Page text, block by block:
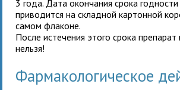
3 года. Дата окончания срока
приводится на складной картонной
самом флаконе.
После истечения этого срока препарат
нельзя!
Фармакологическое